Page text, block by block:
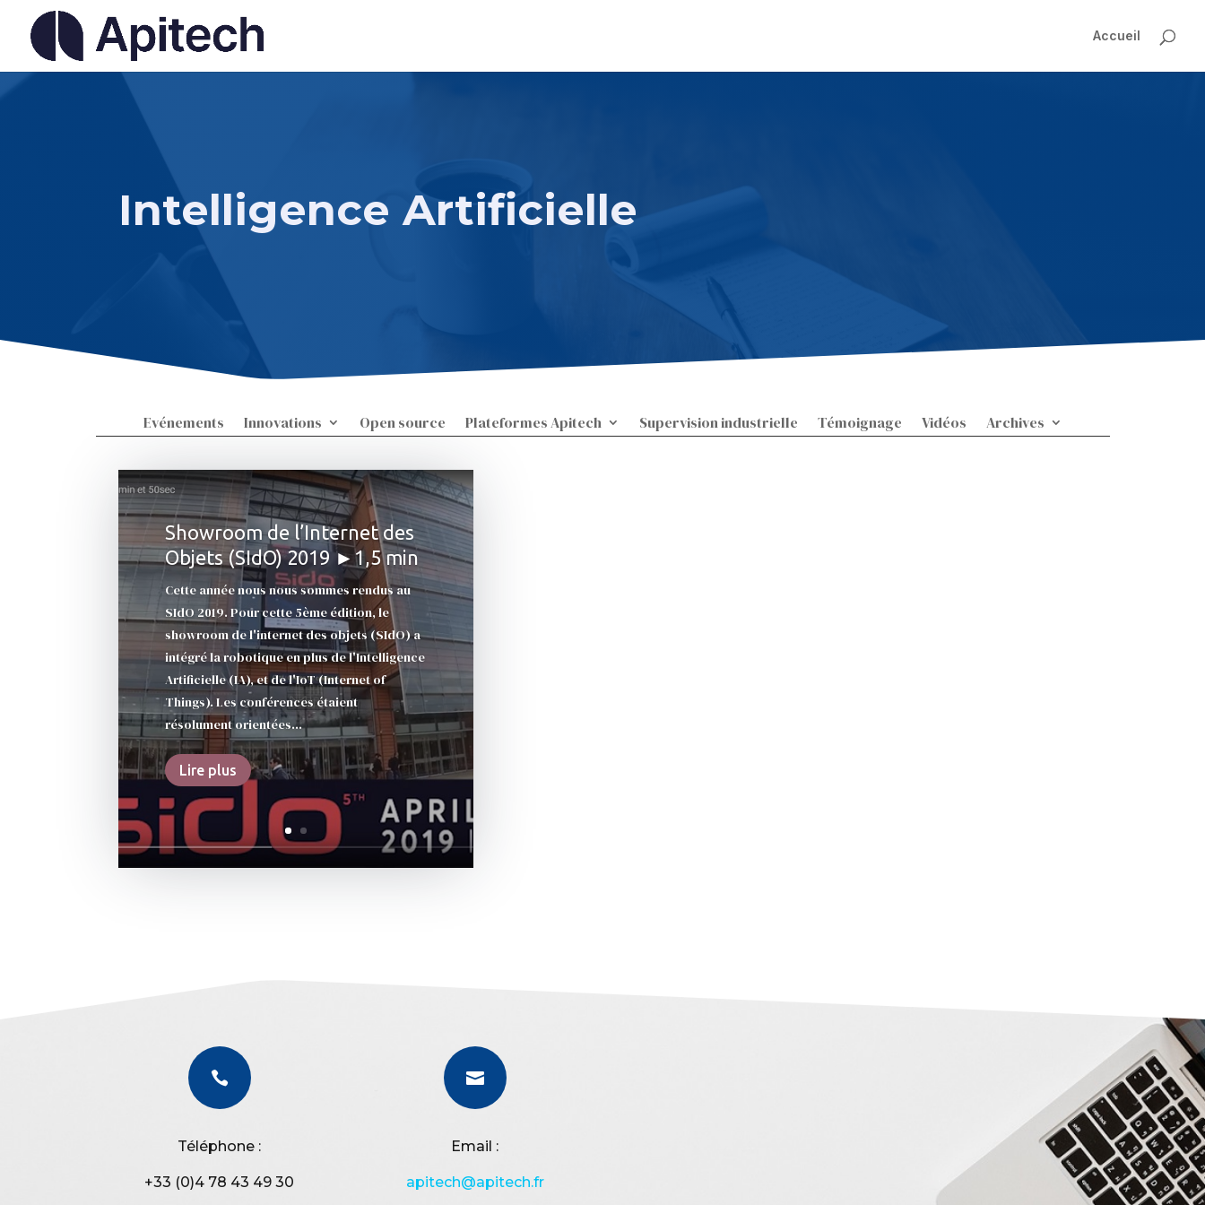
Accueil
Intelligence Artificielle
Evénements Innovations Open source Plateformes Apitech Supervision industrielle Témoignage Vidéos Archives
Showroom de l’Internet des
Objets (SIdO) 2019 ►1,5 min
Cette année nous nous sommes rendus au
SIdO 2019. Pour cette 5ème édition, le
showroom de l'internet des objets (SIdO) a
intégré la robotique en plus de l'Intelligence
Artificielle (IA), et de l'IoT (Internet of
Things). Les conférences étaient
résolument orientées...
Lire plus

Téléphone :
+33 (0)4 78 43 49 30

Email :
apitech@apitech.fr